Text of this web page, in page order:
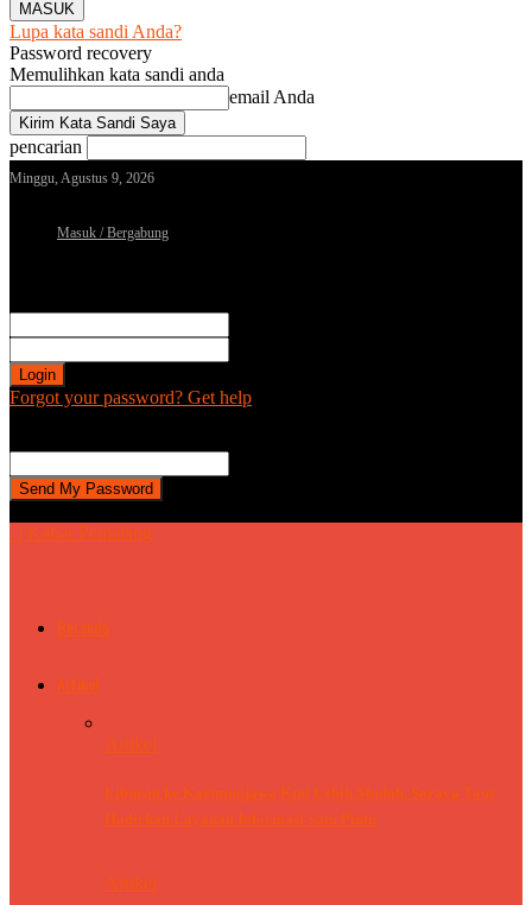
Lupa kata sandi Anda?
Password recovery
Memulihkan kata sandi anda
email Anda
pencarian
Minggu, Agustus 9, 2026
Masuk / Bergabung
Forgot your password? Get help
| Kabar Pemalang
Beranda
Artikel
Artikel
Liburan ke Karimunjawa Kini Lebih Mudah, Saraya Tour
Hadirkan Layanan Informasi Satu Pintu
Artikel